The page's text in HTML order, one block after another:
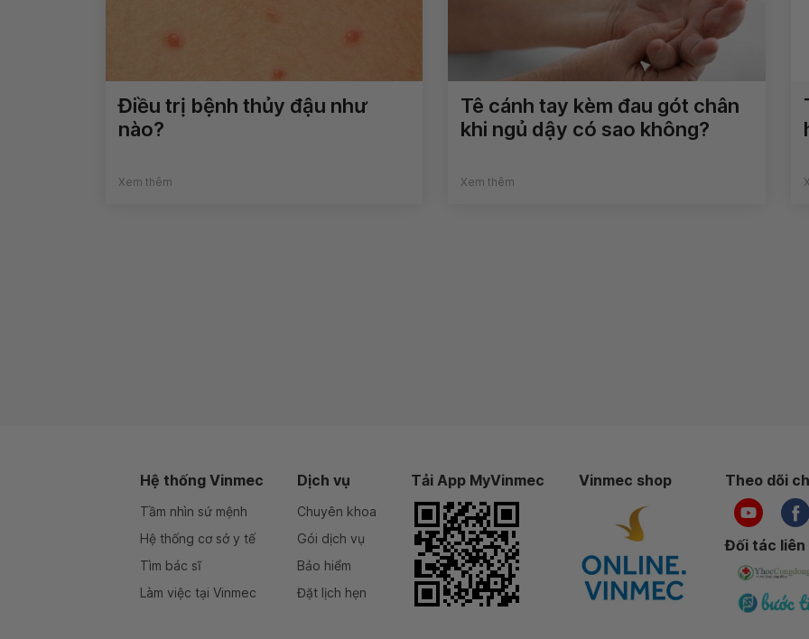
Điều trị bệnh thủy đậu như
nào?
Xem thêm
Tê cánh tay kèm đau gót chân
khi ngủ dậy có sao không?
Xem thêm
Hệ thống Vinmec
Tầm nhìn sứ mệnh
Hệ thống cơ sở y tế
Tìm bác sĩ
Làm việc tại Vinmec
Dịch vụ
Chuyên khoa
Gói dịch vụ
Bảo hiểm
Đặt lịch hẹn
Tải App MyVinmec Vinmec shop Theo dõi
Đối tác liên